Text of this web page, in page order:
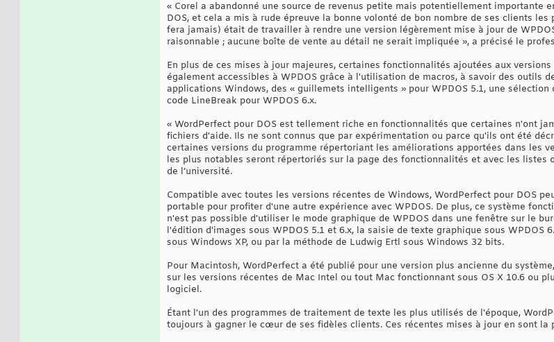
« Corel a abandonné une source de revenus petite mais potentiellement importante
DOS, et cela a mis à rude épreuve la bonne volonté de bon nombre de ses clients
fera jamais) était de travailler à rendre une version légèrement mise à jour de
raisonnable ; aucune boîte de vente au détail ne serait impliquée », a précisé le
En plus de ces mises à jour majeures, certaines fonctionnalités ajoutées aux
également accessibles à WPDOS grâce à l'utilisation de macros, à savoir des outils
applications Windows, des « guillemets intelligents » pour WPDOS 5.1, une
code LineBreak pour WPDOS 6.x.
« WordPerfect pour DOS est tellement riche en fonctionnalités que certaines n'ont
fichiers d'aide. Ils ne sont connus que par expérimentation ou parce qu'ils ont été
certaines versions du programme répertoriant les améliorations apportées dans les
les plus notables seront répertoriés sur la page des fonctionnalités et avec les
de l’université.
Compatible avec toutes les versions récentes de Windows, WordPerfect pour DOS
portable pour profiter d'une autre expérience avec WPDOS. De plus, ce système
n'est pas possible d'utiliser le mode graphique de WPDOS dans une fenêtre sur le
l'édition d'images sous WPDOS 5.1 et 6.x, la saisie de texte graphique sous
sous Windows XP, ou par la méthode de Ludwig Ertl sous Windows 32 bits.
Pour Macintosh, WordPerfect a été publié pour une version plus ancienne du
sur les versions récentes de Mac Intel ou tout Mac fonctionnant sous OS X 10.6 ou
logiciel.
Étant l'un des programmes de traitement de texte les plus utilisés de l'époque,
toujours à gagner le cœur de ses fidèles clients. Ces récentes mises à jour en sont la